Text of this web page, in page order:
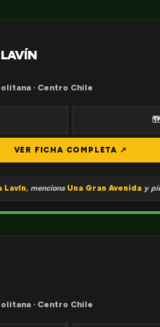
· Centro Chile
🗺
VER FICHA COMPLETA ↗
Lavín, menciona Una Gran Avenida y
· Centro Chile